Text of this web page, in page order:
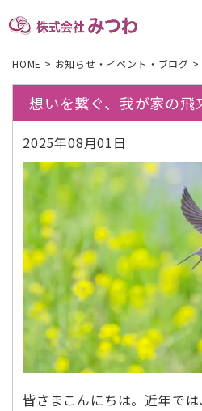
HOME > お知らせ・イベント・ブログ >
想いを繋ぐ、我が家の飛
2025年08月01日
皆さまこんにちは。近年で